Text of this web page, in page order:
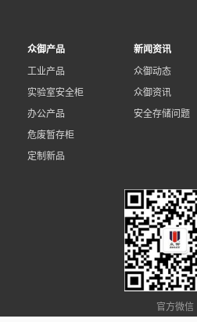
众御产品
工业产品
实验室安全柜
办公产品
危废暂存柜
定制新品
新闻资讯
众御动态
众御资讯
安全存储问题
官方微信